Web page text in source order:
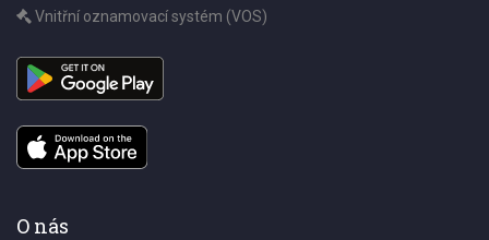
Vnitřní oznamovací systém (VOS)
O nás